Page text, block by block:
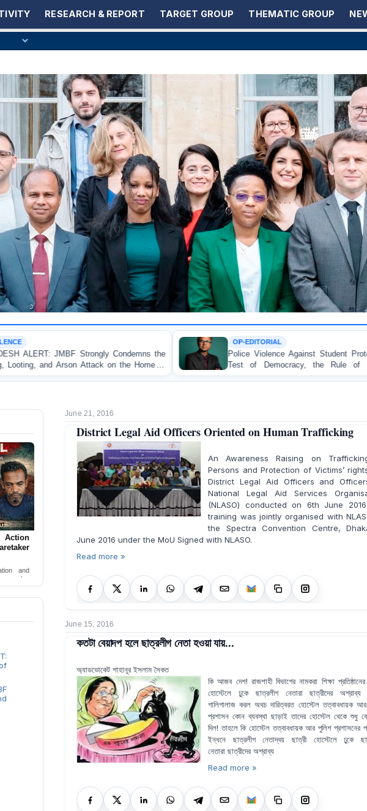
RESEARCH & REPORT TARGET GROUP THEMATIC GROUP
the
the Home of
Police Violence Against Student Protesters: A Crucial
Test of Democracy, the Rule of Law, and State
Accountability
June 21, 2016
District Legal Aid Officers Oriented on Human Trafficking
An Awareness Raising on
Persons and Protection of Victims’
District Legal Aid Officers and
National Legal Aid Services
(NLASO) conducted on 6th June
training was jointly organised with
the Spectra Convention Centre,
June 2016 under the MoU Signed with NLASO.
Read more »
June 15, 2016
কতটা বেয়াদপ হলে ছাত্রলীগ নেতা হওয়া যায়...
অ্যাডভোকেট শাহানূর ইসলাম সৈকত
কি আজব দেশ! রাজশাহী বিভাগের নামকরা শিক্ষা প্রতিষ্ঠানের
হোস্টেলে ঢুকে ছাত্রলীগ নেতারা ছাত্রীদের অশ্রাব্য
গালিগালাজ করল অথচ দারিত্বরত হোস্টেল তত্বাবধায়ক
প্রশাসন কোন ব্যবস্থা ছাড়াই তাদের হোস্টেল থেকে শুধু
দিল! তাহলে কি হোস্টেল তত্বাবধায়ক আর পুলিশ প্রশাসনের
ইন্ধনে ছাত্রলীগ নেতাদ্বয় ছাত্রী হোস্টেলে ঢুকে
নেতারা ছাত্রীদের অশ্রাব্য
Read more »
Two
in
young